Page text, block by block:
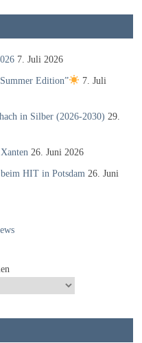
7. Juli 2026
Edition”
7. Juli
in Silber (2026-2030) 29.
26. Juni 2026
HIT in Potsdam 26. Juni